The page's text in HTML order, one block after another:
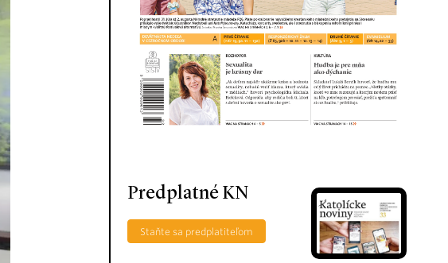
Predplatné KN
Staňte sa predplatiteľom